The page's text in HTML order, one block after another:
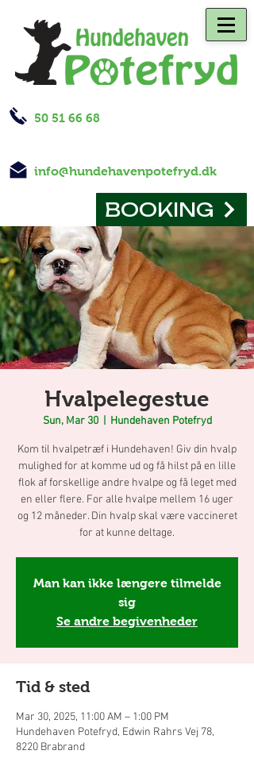
50 51 66 68
BOOKING
info@hundehavenpotefryd.dk
Hvalpelegestue
Sun, Mar 30
  |
Hundehaven Potefryd
Kom til hvalpetræf i Hundehaven! Giv din hvalp
mulighed for at komme ud og få hilst på en lille
flok af forskellige andre hvalpe og få leget med
en eller flere. For alle hvalpe mellem 16 uger
og 12 måneder. Din hvalp skal være vaccineret
for at kunne deltage.
Man kan ikke længere tilmelde
sig
Se andre begivenheder
Tid & sted
Mar 30, 2025, 11:00 AM – 1:00 PM
Hundehaven Potefryd, Edwin Rahrs Vej 78,
8220 Brabrand